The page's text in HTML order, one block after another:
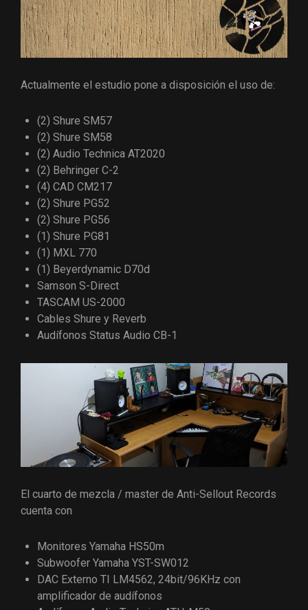
Actualmente el estudio pone a disposición el uso de:
(2) Shure SM57
(2) Shure SM58
(2) Audio Technica AT2020
(2) Behringer C-2
(4) CAD CM217
(2) Shure PG52
(2) Shure PG56
(1) Shure PG81
(1) MXL 770
(1) Beyerdynamic D70d
Samson S-Direct
TASCAM US-2000
Cables Shure y Reverb
Audífonos Status Audio CB-1
El cuarto de mezcla / master de Anti-Sellout Records
cuenta con
Monitores Yamaha HS50m
Subwoofer Yamaha YST-SW012
DAC Externo TI LM4562, 24bit/96KHz con
amplificador de audífonos